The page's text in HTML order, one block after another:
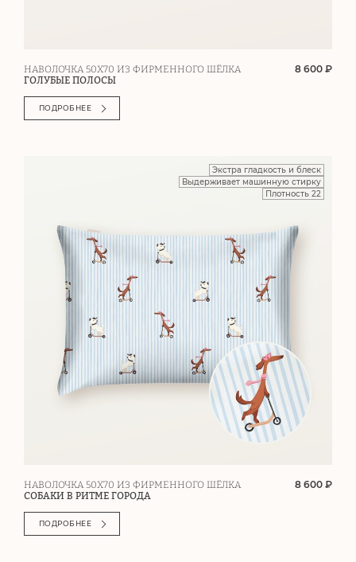
НАВОЛОЧКА 50Х70 ИЗ ФИРМЕННОГО ШЁЛКА
ГОЛУБЫЕ ПОЛОСЫ
8 600 ₽
ПОДРОБНЕЕ
Экстра гладкость и блеск
Выдерживает машинную стирку
Плотность 22
НАВОЛОЧКА 50Х70 ИЗ ФИРМЕННОГО ШЁЛКА
СОБАКИ В РИТМЕ ГОРОДА
8 600 ₽
ПОДРОБНЕЕ